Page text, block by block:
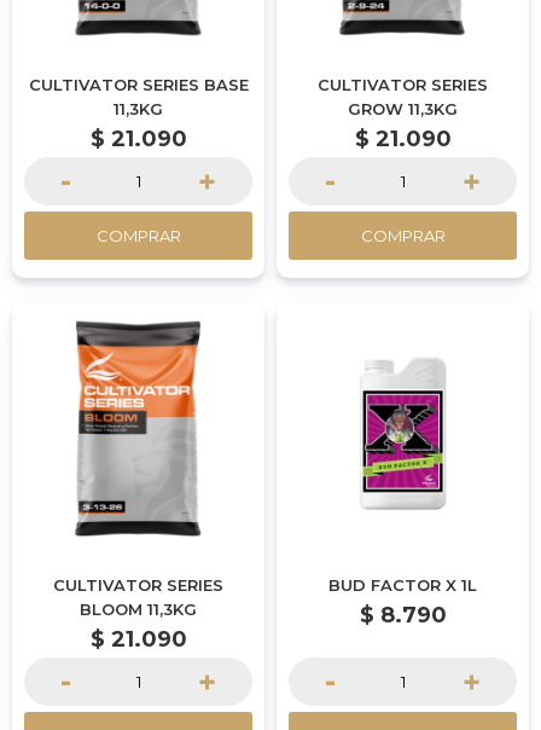
CULTIVATOR SERIES BASE
11,3KG
$ 21.090
- +
COMPRAR
CULTIVATOR SERIES
GROW 11,3KG
$ 21.090
- +
COMPRAR
CULTIVATOR SERIES
BLOOM 11,3KG
$ 21.090
- +
BUD FACTOR X 1L
$ 8.790
- +